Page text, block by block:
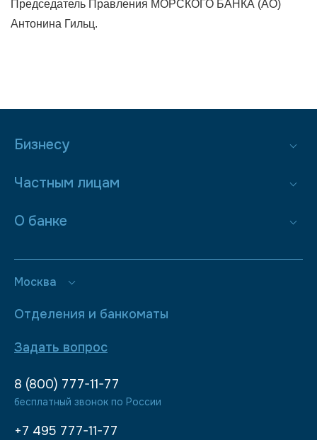
Председатель Правления МОРСКОГО БАНКА (АО)
Антонина Гильц.
Бизнесу
Частным лицам
О банке
Москва
Отделения и банкоматы
Задать вопрос
8 (800) 777-11-77
бесплатный звонок по России
+7 495 777-11-77